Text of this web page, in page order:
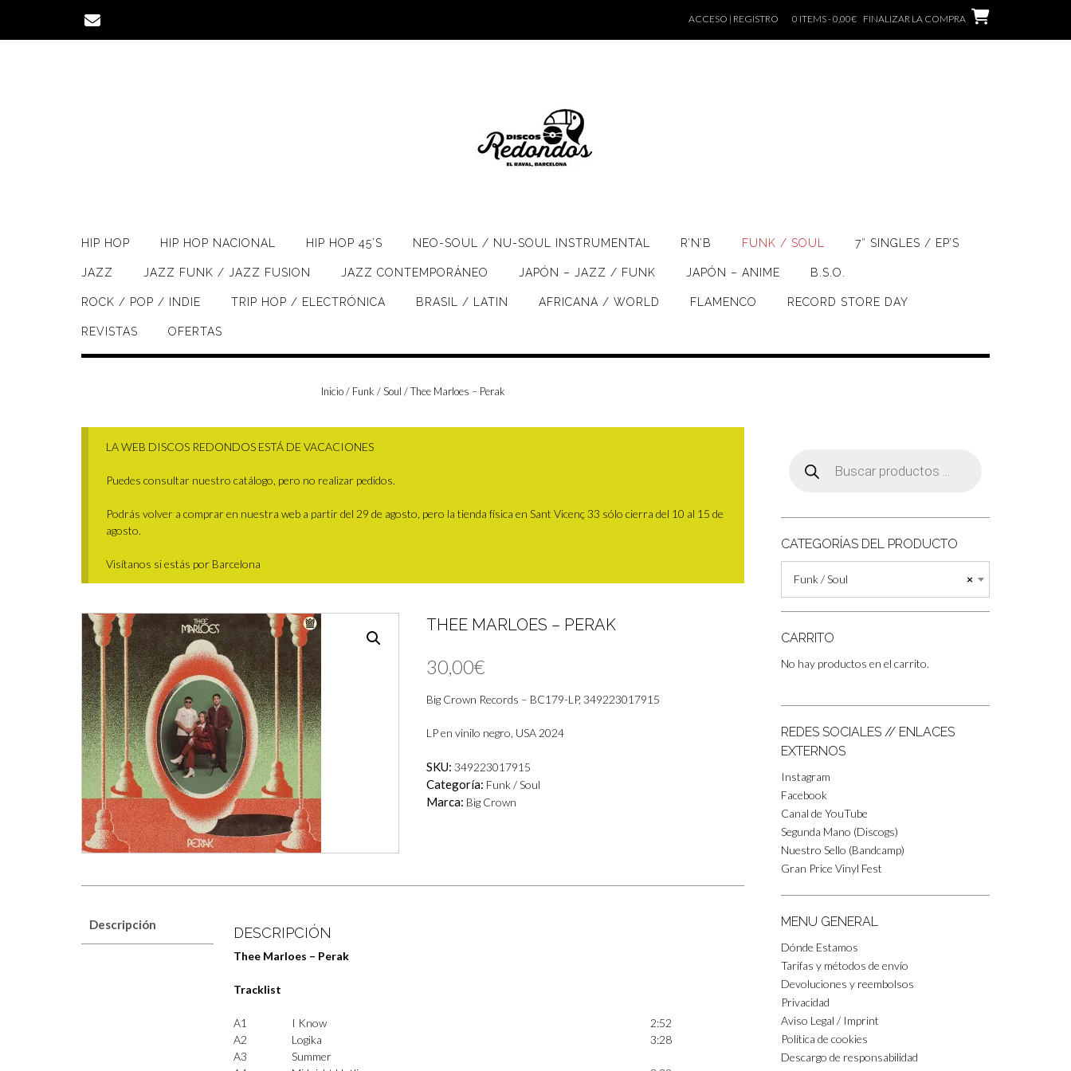
contenido
ACCESO | REGISTRO 0 ITEMS - 0,00€ FINALIZAR LA COMPRA
HIP HOP HIP HOP NACIONAL HIP HOP 45’S NEO-SOUL / NU-SOUL INSTRUMENTAL R’N’B FUNK / SOUL 7″ SINGLES / EP’S
JAZZ JAZZ FUNK / JAZZ FUSION JAZZ CONTEMPORÁNEO JAPÓN – JAZZ / FUNK JAPÓN – ANIME B.S.O.
ROCK / POP / INDIE TRIP HOP / ELECTRÓNICA BRASIL / LATIN AFRICANA / WORLD FLAMENCO RECORD STORE DAY
REVISTAS OFERTAS
Inicio/ Funk / Soul / Thee Marloes – Perak
LA WEB DISCOS REDONDOS ESTÁ DE VACACIONES
Puedes consultar nuestro catálogo, pero no realizar pedidos.
Podrás volver a comprar en nuestra web a partir del 29 de agosto, pero la tienda física en Sant Vicenç 33 sólo cierra del 10 al 15 de
agosto.
Visítanos si estás por Barcelona
THEE MARLOES – PERAK
30,00€
Big Crown Records – BC179-LP, 349223017915
LP en vinilo negro, USA 2024
SKU: 349223017915
Categoría: Funk / Soul
Marca: Big Crown
Descripción DESCRIPCIÓN
Thee Marloes – Perak
Tracklist
A1 I Know
2:52
A2
Logika
3:28
A3
Summer
productos
CATEGORÍAS DEL PRODUCTO
×
Funk / Soul
CARRITO
No hay productos en el carrito.
REDES SOCIALES // ENLACES
EXTERNOS
Instagram
Facebook
Canal de YouTube
Segunda Mano (Discogs)
Nuestro Sello (Bandcamp)
Gran Price Vinyl Fest
MENU GENERAL
Dónde Estamos
Tarifas y métodos de envío
Devoluciones y reembolsos
Privacidad
Aviso Legal / Imprint
Política de cookies
Descargo de responsabilidad